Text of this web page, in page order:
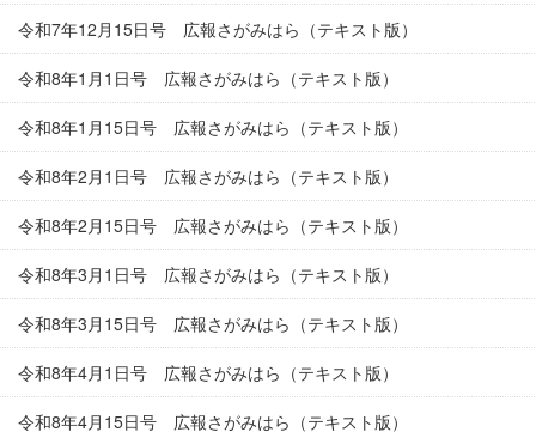
令和7年12月15日号 広報さがみはら（テキスト版）
令和8年1月1日号 広報さがみはら（テキスト版）
令和8年1月15日号 広報さがみはら（テキスト版）
令和8年2月1日号 広報さがみはら（テキスト版）
令和8年2月15日号 広報さがみはら（テキスト版）
令和8年3月1日号 広報さがみはら（テキスト版）
令和8年3月15日号 広報さがみはら（テキスト版）
令和8年4月1日号 広報さがみはら（テキスト版）
令和8年4月15日号 広報さがみはら（テキスト版）